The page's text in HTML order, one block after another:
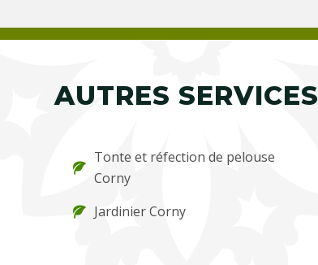
AUTRES SERVICES
Tonte et réfection de pelouse
Corny
Jardinier Corny